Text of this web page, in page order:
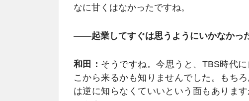
なに甘くはなかったですね。
――起業してすぐは思うようにいかなかっ
和田： そうですね。今思うと、TBS時代
こから来るかも知りませんでした。もち
は逆に知らなくていいという面もありま